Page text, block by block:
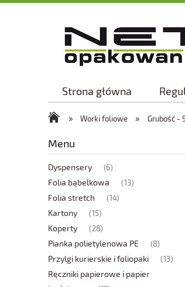
Strona główna
» Worki foliowe » Grubość -
Menu
Dyspensery (6)
Folia bąbelkowa (13)
Folia stretch (14)
Kartony (15)
Koperty (28)
Pianka polietylenowa PE (8)
Przylgi kurierskie i foliopaki (13)
Ręczniki papierowe i papier